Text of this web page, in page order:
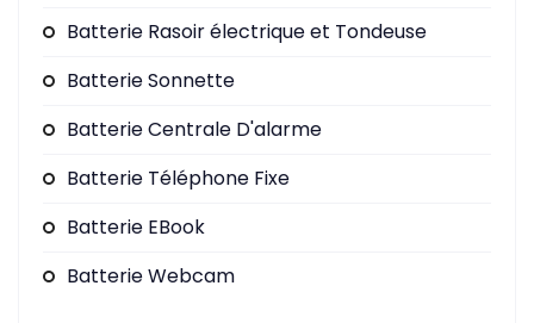
Batterie Rasoir électrique et Tondeuse
Batterie Sonnette
Batterie Centrale D'alarme
Batterie Téléphone Fixe
Batterie EBook
Batterie Webcam